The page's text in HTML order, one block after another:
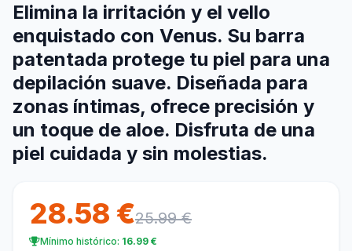
Elimina la irritación y el vello
enquistado con Venus. Su barra
patentada protege tu piel para una
depilación suave. Diseñada para
zonas íntimas, ofrece precisión y
un toque de aloe. Disfruta de una
piel cuidada y sin molestias.
28.58 €25.99 €
Mínimo histórico: 16.99 €